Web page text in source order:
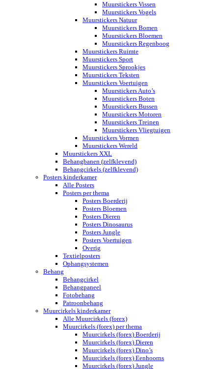
Muurstickers Vissen
Muurstickers Vogels
Muurstickers Natuur
Muurstickers Bomen
Muurstickers Bloemen
Muurstickers Regenboog
Muurstickers Ruimte
Muurstickers Sport
Muurstickers Sprookjes
Muurstickers Teksten
Muurstickers Voertuigen
Muurstickers Auto’s
Muurstickers Boten
Muurstickers Bussen
Muurstickers Motoren
Muurstickers Treinen
Muurstickers Vliegtuigen
Muurstickers Vormen
Muurstickers Wereld
Muurstickers XXL
Behangbanen (zelfklevend)
Behangcirkels (zelfklevend)
Posters kinderkamer
Alle Posters
Posters per thema
Posters Boerderij
Posters Bloemen
Posters Dieren
Posters Dinosaurus
Posters Jungle
Posters Voertuigen
Overig
Textielposters
Ophangsystemen
Behang
Behangcirkel
Behangpaneel
Fotobehang
Patroonbehang
Muurcirkels kinderkamer
Alle Muurcirkels (forex)
Muurcirkels (forex) per thema
Muurcirkels (forex) Boerderij
Muurcirkels (forex) Dieren
Muurcirkels (forex) Dino’s
Muurcirkels (forex) Eenhoorns
Muurcirkels (forex) Jungle